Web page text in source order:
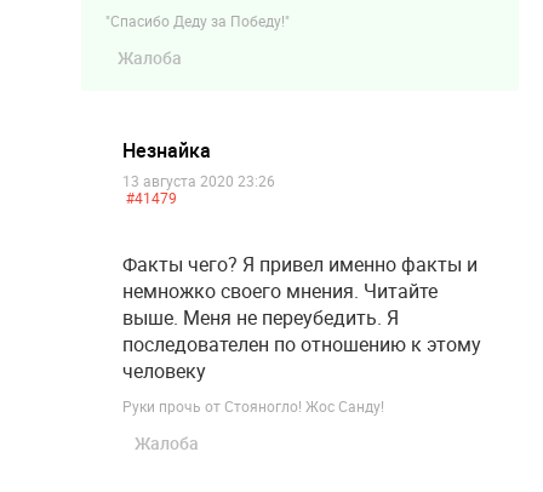
"Спасибо Деду за Победу!"
Жалоба
Незнайка
13 августа 2020 23:26
#41479
Факты чего? Я привел именно факты и
немножко своего мнения. Читайте
выше. Меня не переубедить. Я
последователен по отношению к этому
человеку
Руки прочь от Стояногло! Жос Санду!
Жалоба